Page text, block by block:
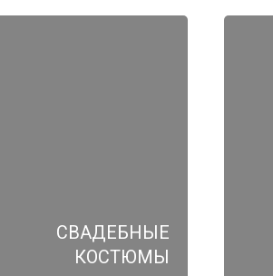
СВАДЕБНЫЕ
КОСТЮМЫ